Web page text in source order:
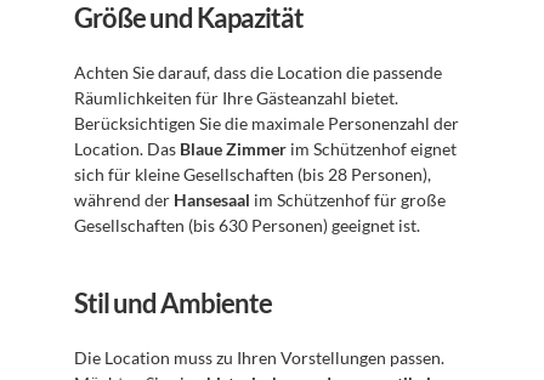
Größe und Kapazität
Achten Sie darauf, dass die Location die passende
Räumlichkeiten für Ihre Gästeanzahl bietet.
Berücksichtigen Sie die maximale Personenzahl der
Location. Das Blaue Zimmer im Schützenhof eignet
sich für kleine Gesellschaften (bis 28 Personen),
während der Hansesaal im Schützenhof für große
Gesellschaften (bis 630 Personen) geeignet ist.
Stil und Ambiente
Die Location muss zu Ihren Vorstellungen passen.